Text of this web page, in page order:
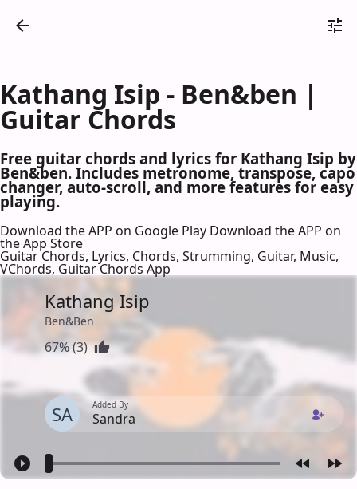
Kathang Isip - Ben&ben |
Guitar Chords
Free guitar chords and lyrics for Kathang Isip by
Ben&ben. Includes metronome, transpose, capo
changer, auto-scroll, and more features for easy
playing.
Download the APP on Google Play Download the APP on
the App Store
Guitar Chords, Lyrics, Chords, Strumming, Guitar, Music,
VChords, Guitar Chords App
Kathang Isip
Ben&Ben
67% (3)
SA Added By
Sandra